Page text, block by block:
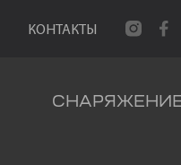
КОНТАКТЫ